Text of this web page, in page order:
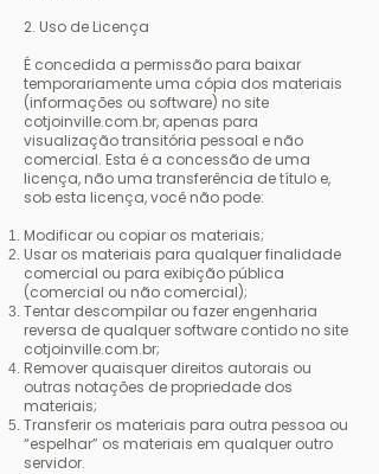
2. Uso de Licença
É concedida a permissão para baixar
temporariamente uma cópia dos materiais
(informações ou software) no site
cotjoinville.com.br, apenas para
visualização transitória pessoal e não
comercial. Esta é a concessão de uma
licença, não uma transferência de título e,
sob esta licença, você não pode:
Modificar ou copiar os materiais;
Usar os materiais para qualquer finalidade
comercial ou para exibição pública
(comercial ou não comercial);
Tentar descompilar ou fazer engenharia
reversa de qualquer software contido no site
cotjoinville.com.br;
Remover quaisquer direitos autorais ou
outras notações de propriedade dos
materiais;
Transferir os materiais para outra pessoa ou
“espelhar” os materiais em qualquer outro
servidor.